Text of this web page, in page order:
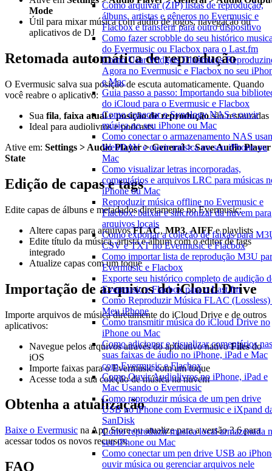
Como arquivar (ZIP) listas de reprodução,
álbuns, artistas e gêneros no Evermusic e
Flacbox e transferir para outro dispositivo
Como fazer scrobble do seu histórico
do Evermusic ou Flacbox para o Last.fm
Como Usar Widgets Dinâmicos
Agora no Evermusic e Flacbox no seu
e Mac
Guia passo a passo: Importando sua
do iCloud para o Evermusic e Flacbox
Como conectar o Synology NAS e ouvir
música no seu iPhone ou Mac
Como conectar o armazenamento NAS
WebDAV e ouvir música no seu iPhone ou
Mac
Como visualizar letras incorporadas,
comentários e arquivos LRC para músicas
iPhone ou Mac
Reproduzir música offline no Evermusic e
Flacbox: baixar e sincronizar da nuvem para
arquivos locais
Como exportar a coleção de faixas para
CSV e TXT no Evermusic e Flacbox
Como importar lista de reprodução M3U
Evermusic e Flacbox
Exporte seu histórico completo de audição
Evermusic e Flacbox para o Last.fm
Como Reproduzir Música FLAC (Lossless)
Meu iPhone
Como transmitir música do iCloud Drive no
iPhone ou Mac
Como adicionar e visualizar comentários nas
suas faixas de áudio no iPhone, iPad e Mac
com Evermusic e Flacbox
Como Ouvir Audiolivros no iPhone, iPad e
Mac Usando o Evermusic
Como reproduzir música de um pen drive
USB no iPhone com Evermusic e iXpand
SanDisk
Como reproduzir musica local armazenada
seu iPhone ou Mac
Como conectar um pen drive USB ao
ouvir música ou gerenciar arquivos nele
Mode
Útil para mixar música com áudio de jogos, navegação ou
aplicativos de DJ
Retomada automática de reprodução
O Evermusic salva sua posição de escuta automaticamente. Quando
você reabre o aplicativo:
Sua fila, faixa atualeposição de reproduçãosão restauradas
Ideal para audiolivros e podcasts
Ative em: Settings > Audio Player > General > Save Audio Player
State
Edição de capas e tags
Edite capas de álbuns e metadados diretamente no Evermusic:
Altere capas para arquivosFLAC, MP3,AIFFe playlists
Edite título da música, artista e álbum com o editor de tags
integrado
Atualize capas com um toque
Importação de arquivos do iCloud Drive
Importe arquivos de música diretamente do iCloud Drive e de outros
aplicativos:
Navegue pelos arquivos através do aplicativo nativoFilesdo
iOS
Importe faixas para o Evermusic com um toque
Acesse toda a sua coleção de música na nuvem
Obtenha a atualização
Baixe o Evermusic na App Store ou atualize para a versão 3.6 para
acessar todos os novos recursos.
FAQ